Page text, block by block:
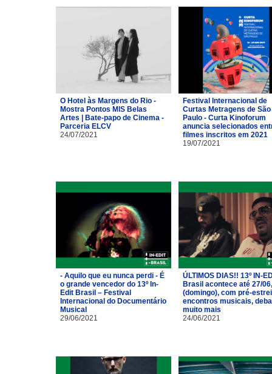
O Hotel às Margens do Rio -
Mostra Pontos MIS Belas
Artes | Bate-papo de Cinema -
Parceria ELCV
24/07/2021
Festival Internacional de
Curtas Metragens de São
Paulo - Curta Kinoforum
anuncia selecionados
filmes inscritos em 2021
19/07/2021
- Aquilo que eu nunca perdi - É
o grande vencedor do 13º In-
Edit Brasil – Festival
Internacional do Documentário
Musical
29/06/2021
ÚLTIMOS DIAS!! 13º IN-
Brasil acontece até 27/06,
(domingo), com pré-
encontros musicais,
muito mais
24/06/2021